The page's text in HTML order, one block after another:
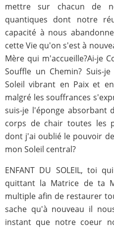
mettre sur chacun de
quantiques dont notre
capacité à nous
cette Vie qu'on s'est à
Mère qui m'accueille?Ai-je
Souffle un Chemin? Suis-
Soleil vibrant en Paix et
malgré les souffrances
suis-je l'éponge absorbant
corps de chair toutes les
dont j'ai oublié le pouvoir
mon Soleil central?
ENFANT DU SOLEIL, toi
quittant la Matrice de ta
multiple afin de restaurer
sache qu'à nouveau il
instant que notre coeur